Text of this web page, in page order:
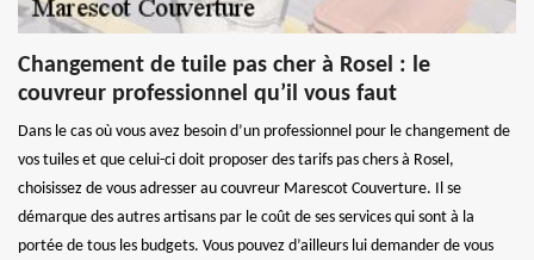
Changement de tuile pas cher à Rosel : le
couvreur professionnel qu’il vous faut
Dans le cas où vous avez besoin d’un professionnel pour le changement de
vos tuiles et que celui-ci doit proposer des tarifs pas chers à Rosel,
choisissez de vous adresser au couvreur Marescot Couverture. Il se
démarque des autres artisans par le coût de ses services qui sont à la
portée de tous les budgets. Vous pouvez d’ailleurs lui demander de vous